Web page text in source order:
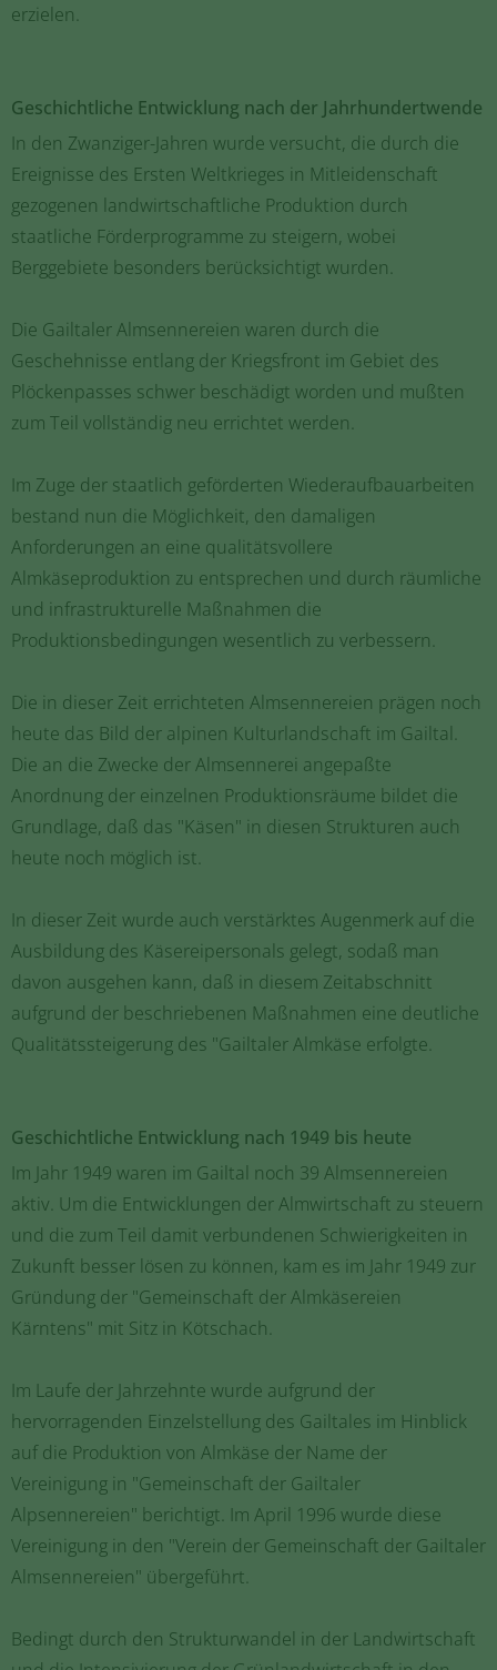
erzielen.
Geschichtliche Entwicklung nach der Jahrhundertwende
In den Zwanziger-Jahren wurde versucht, die durch die
Ereignisse des Ersten Weltkrieges in Mitleidenschaft
gezogenen landwirtschaftliche Produktion durch
staatliche Förderprogramme zu steigern, wobei
Berggebiete besonders berücksichtigt wurden.
Die Gailtaler Almsennereien waren durch die
Geschehnisse entlang der Kriegsfront im Gebiet des
Plöckenpasses schwer beschädigt worden und mußten
zum Teil vollständig neu errichtet werden.
Im Zuge der staatlich geförderten Wiederaufbauarbeiten
bestand nun die Möglichkeit, den damaligen
Anforderungen an eine qualitätsvollere
Almkäseproduktion zu entsprechen und durch räumliche
und infrastrukturelle Maßnahmen die
Produktionsbedingungen wesentlich zu verbessern.
Die in dieser Zeit errichteten Almsennereien prägen noch
heute das Bild der alpinen Kulturlandschaft im Gailtal.
Die an die Zwecke der Almsennerei angepaßte
Anordnung der einzelnen Produktionsräume bildet die
Grundlage, daß das "Käsen" in diesen Strukturen auch
heute noch möglich ist.
In dieser Zeit wurde auch verstärktes Augenmerk auf die
Ausbildung des Käsereipersonals gelegt, sodaß man
davon ausgehen kann, daß in diesem Zeitabschnitt
aufgrund der beschriebenen Maßnahmen eine deutliche
Qualitätssteigerung des "Gailtaler Almkäse erfolgte.
Geschichtliche Entwicklung nach 1949 bis heute
Im Jahr 1949 waren im Gailtal noch 39 Almsennereien
aktiv. Um die Entwicklungen der Almwirtschaft zu steuern
und die zum Teil damit verbundenen Schwierigkeiten in
Zukunft besser lösen zu können, kam es im Jahr 1949 zur
Gründung der "Gemeinschaft der Almkäsereien
Kärntens" mit Sitz in Kötschach.
Im Laufe der Jahrzehnte wurde aufgrund der
hervorragenden Einzelstellung des Gailtales im Hinblick
auf die Produktion von Almkäse der Name der
Vereinigung in "Gemeinschaft der Gailtaler
Alpsennereien" berichtigt. Im April 1996 wurde diese
Vereinigung in den "Verein der Gemeinschaft der Gailtaler
Almsennereien" übergeführt.
Bedingt durch den Strukturwandel in der Landwirtschaft